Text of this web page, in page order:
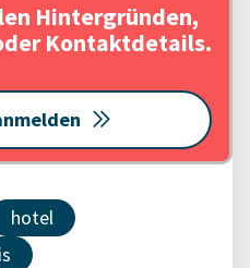
Hintergründen,
Kontaktdetails.
hotel